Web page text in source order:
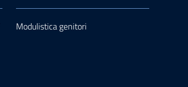
Modulistica genitori